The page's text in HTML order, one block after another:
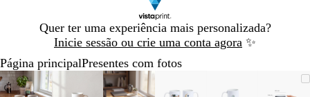
Quer ter uma experiência mais personalizada?
Inicie sessão ou crie uma conta agora ✨
Diapositivo
1
Página principalPresentes com fotos
Imagem
dimensionável
Dimensionada
para
Clique
para
Utilize
as
Imagem
dimensionável
Dimensionada
para
Clique
para
Utilize
as
Imagem
dimensionável
Dimensionada
para
Clique
para
Utilize
as
dimensionável
para
para
as
dimensionável
Dimensionada
para
para
as
para
para
as
Diapositivo
1